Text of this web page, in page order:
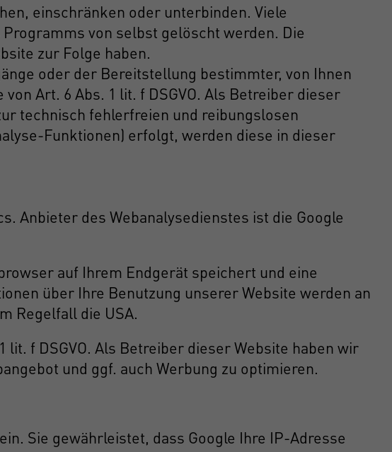
einschränken oder unterbinden. Viele
von selbst gelöscht werden. Die
zur Folge haben.
oder der Bereitstellung bestimmter, von Ihnen
Art. 6 Abs. 1 lit. f DSGVO. Als Betreiber dieser
technisch fehlerfreien und reibungslosen
Funktionen) erfolgt, werden diese in dieser
Anbieter des Webanalysedienstes ist die Google
auf Ihrem Endgerät speichert und eine
über Ihre Benutzung unserer Website werden an
Regelfall die USA.
f DSGVO. Als Betreiber dieser Website haben wir
und ggf. auch Werbung zu optimieren.
Sie gewährleistet, dass Google Ihre IP-Adresse